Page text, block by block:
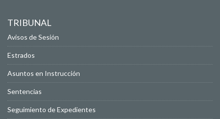
TRIBUNAL
Avisos de Sesión
Estrados
Asuntos en Instrucción
Sentencias
Seguimiento de Expedientes